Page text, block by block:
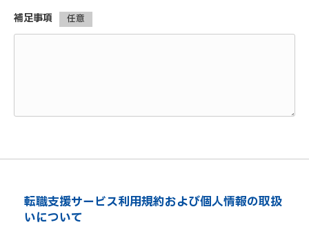
補足事項 任意
転職支援サービス利用規約および個人情報の取扱
いについて